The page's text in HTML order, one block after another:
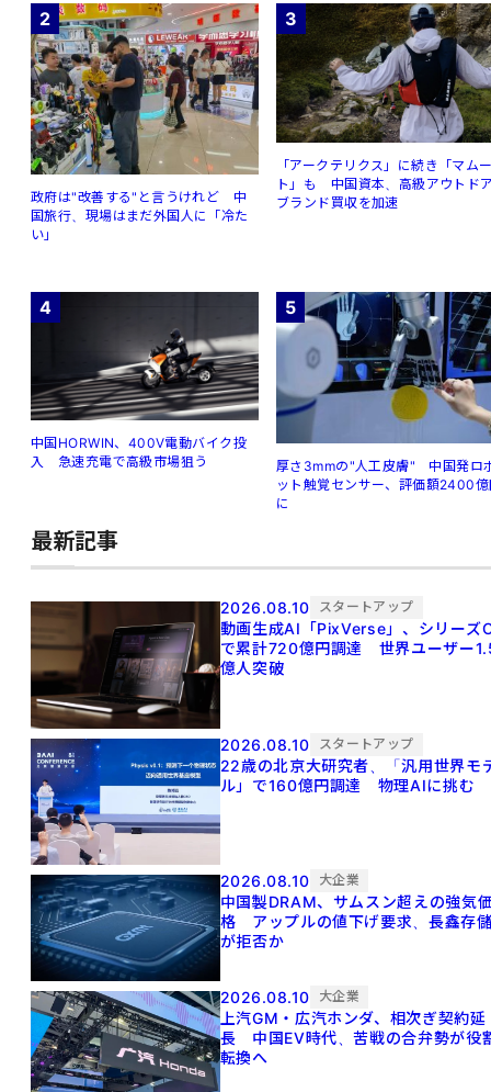
2
政府は"改善する"と言うけれど 中
国旅行、現場はまだ外国人に「冷た
い」
3
「アークテリクス」に続き「マム
ト」も 中国資本、高級アウトド
ブランド買収を加速
4
中国HORWIN、400V電動バイク投
入 急速充電で高級市場狙う
5
厚さ3mmの"人工皮膚" 中国発ロ
ット触覚センサー、評価額2400
に
最新記事
2026.08.10 スタートアップ
動画生成AI「PixVerse」、シリーズ
で累計720億円調達 世界ユーザー
億人突破
2026.08.10 スタートアップ
22歳の北京大研究者、「汎用世界モ
ル」で160億円調達 物理AIに挑む
2026.08.10 大企業
中国製DRAM、サムスン超えの強気
格 アップルの値下げ要求、長鑫存
が拒否か
2026.08.10 大企業
上汽GM・広汽ホンダ、相次ぎ契約延
長 中国EV時代、苦戦の合弁勢が役
転換へ